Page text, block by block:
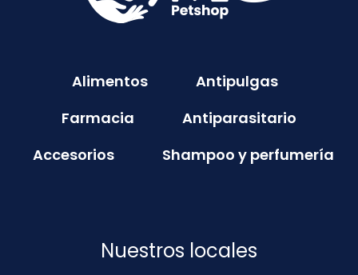
Alimentos
Antipulgas
Farmacia
Antiparasitario
Accesorios
Shampoo y perfumería
Nuestros locales